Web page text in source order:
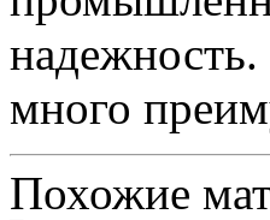
много
Похожие